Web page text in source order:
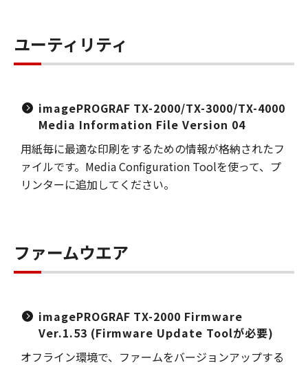
ユーティリティ
imagePROGRAF TX-2000/TX-3000/TX-4000
Media Information File Version 04
用紙毎に最適な印刷をするための情報が格納されたフ
ァイルです。Media Configuration Toolを使って、プ
リンターに追加してください。
ファームウエア
imagePROGRAF TX-2000 Firmware
Ver.1.53 (Firmware Update Toolが必要)
オフライン環境で、ファームをバージョンアップする